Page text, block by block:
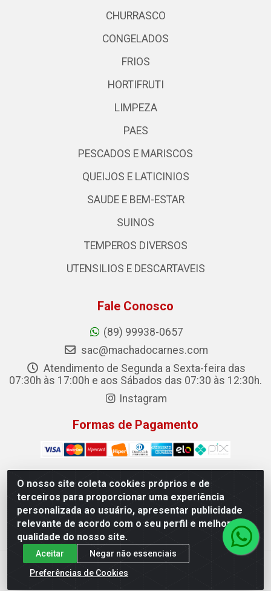
O nosso site coleta cookies próprios e de
terceiros para proporcionar uma experiência
personalizada ao usuário, apresentar publicidade
relevante de acordo com o seu perfil e melhorar a
qualidade do nosso site.
Aceitar
Negar não essenciais
Preferências de Cookies
CHURRASCO
CONGELADOS
FRIOS
HORTIFRUTI
LIMPEZA
PAES
PESCADOS E MARISCOS
QUEIJOS E LATICINIOS
SAUDE E BEM-ESTAR
SUINOS
TEMPEROS DIVERSOS
UTENSILIOS E DESCARTAVEIS
Fale Conosco
(89) 99938-0657
sac@machadocarnes.com
Atendimento de Segunda a Sexta-feira das
07:30h às 17:00h e aos Sábados das 07:30 às 12:30h.
Instagram
Formas de Pagamento
Machado Carnes Distribuidora de Alimentos LTDA -
Logradouro: Avenida Candido Aleixo, 148 - Centro - Oeiras/PI
- CEP 64.500-000 - 31.391.008/0001-50